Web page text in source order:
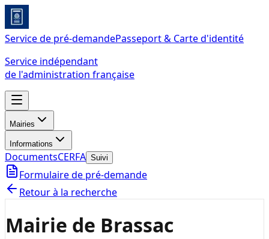
Service de pré-demandePasseport & Carte d'identité
Service indépendant
de l'administration française
Mairies
Informations
DocumentsCERFA Suivi
Formulaire de pré-demande
Retour à la recherche
Mairie de Brassac